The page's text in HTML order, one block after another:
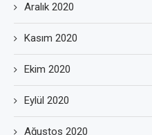
Aralık 2020
Kasım 2020
Ekim 2020
Eylül 2020
Ağustos 2020